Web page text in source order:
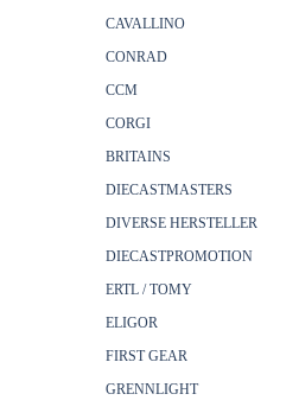
CAVALLINO
CONRAD
CCM
CORGI
BRITAINS
DIECASTMASTERS
DIVERSE HERSTELLER
DIECASTPROMOTION
ERTL / TOMY
ELIGOR
FIRST GEAR
GRENNLIGHT